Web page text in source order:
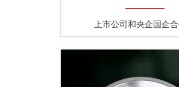
上市公司和央企国企